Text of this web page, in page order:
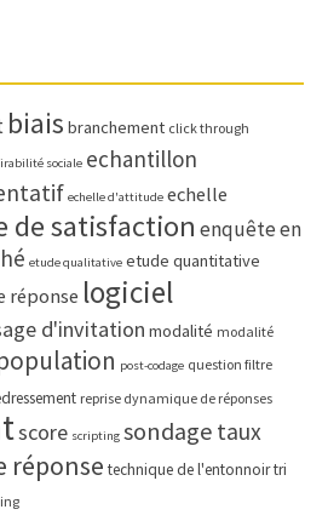
biais branchement click through
sociale echantillon
echelle d'attitude echelle
de satisfaction enquête en
etude qualitative etude quantitative
réponse logiciel
d'invitation modalité modalité
post-codage question filtre
reprise dynamique de réponses
score scripting sondage taux
réponse technique de l'entonnoirtri